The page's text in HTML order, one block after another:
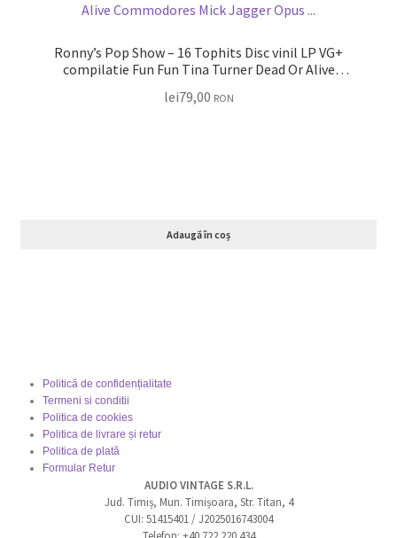
Ronny’s Pop Show – 16 Tophits Disc vinil LP VG+
compilatie Fun Fun Tina Turner Dead Or Alive
lei79,00 RON
Adaugă în coș
Politică de confidențialitate
Termeni si conditii
Politica de cookies
Politica de livrare și retur
Politica de plată
Formular Retur
AUDIO VINTAGE S.R.L.
Jud. Timiș, Mun. Timișoara, Str. Titan, 4
CUI: 51415401 / J2025016743004